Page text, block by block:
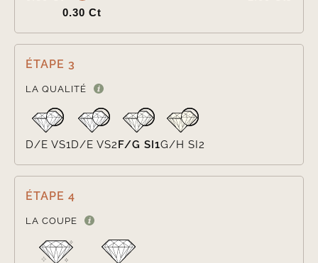
0.30 Ct
ÉTAPE 3
LA QUALITÉ
D/E VS1D/E VS2 F/G SI1G/H SI2
ÉTAPE 4
LA COUPE